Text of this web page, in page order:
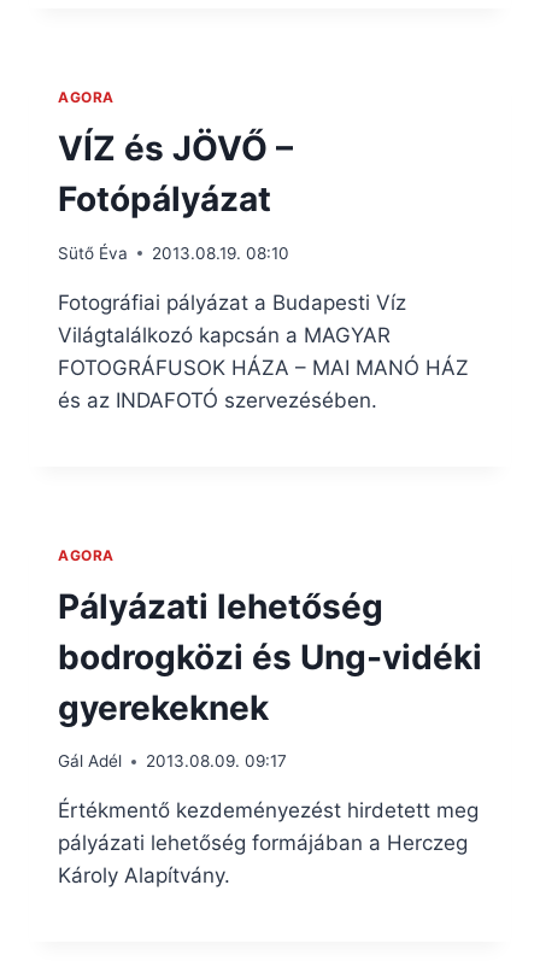
AGORA
VÍZ és JÖVŐ –
Fotópályázat
Sütő Éva 2013.08.19. 08:10
Fotográfiai pályázat a Budapesti Víz
Világtalálkozó kapcsán a MAGYAR
FOTOGRÁFUSOK HÁZA – MAI MANÓ HÁZ
és az INDAFOTÓ szervezésében.
AGORA
Pályázati lehetőség
bodrogközi és Ung-vidéki
gyerekeknek
Gál Adél 2013.08.09. 09:17
Értékmentő kezdeményezést hirdetett meg
pályázati lehetőség formájában a Herczeg
Károly Alapítvány.